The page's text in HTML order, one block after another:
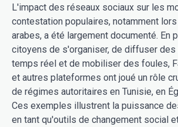
L'impact des réseaux sociaux sur les
contestation populaires, notamment
arabes, a été largement documenté. En
citoyens de s'organiser, de diffuser
temps réel et de mobiliser des foules,
et autres plateformes ont joué un rôle
de régimes autoritaires en Tunisie, en
Ces exemples illustrent la puissance
en tant qu'outils de changement social